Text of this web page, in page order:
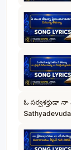
ఓ సర్వశక్తుడా